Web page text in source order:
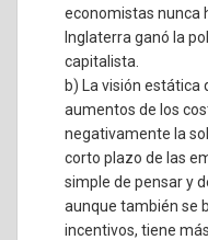
economistas nunca
Inglaterra ganó la
capitalista.
b) La visión estática
aumentos de los
negativamente la
corto plazo de las
simple de pensar y
aunque también se
incentivos, tiene